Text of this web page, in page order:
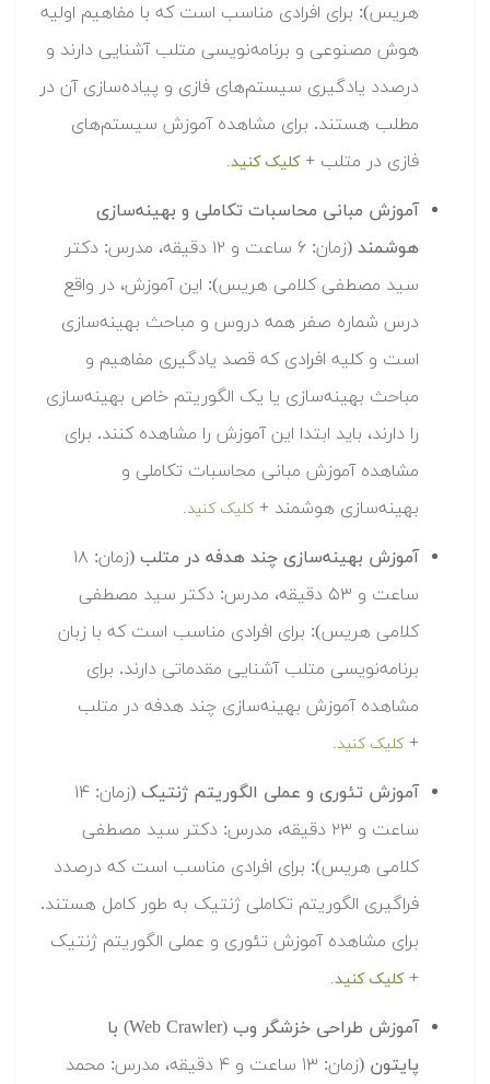
هریس): برای افرادی مناسب است که با مفاهیم اولیه
هوش مصنوعی و برنامه‌نویسی متلب آشنایی دارند و
درصدد یادگیری سیستم‌های فازی و پیاده‌سازی آن در
مطلب هستند. برای مشاهده آموزش سیستم‌های
فازی در متلب +کلیک کنید.
آموزش مبانی محاسبات تکاملی و بهینه‌سازی
هوشمند
(زمان: ۶ ساعت و ۱۲ دقیقه، مدرس: دکتر
سید مصطفی کلامی هریس): این آموزش، در واقع
درس شماره صفر همه دروس و مباحث بهینه‌سازی
است و کلیه افرادی که قصد یادگیری مفاهیم و
مباحث بهینه‌سازی یا یک الگوریتم خاص بهینه‌سازی
را دارند، باید ابتدا این آموزش را مشاهده کنند. برای
مشاهده آموزش مبانی محاسبات تکاملی و
بهینه‌سازی هوشمند +کلیک کنید.
آموزش بهینه‌سازی چند هدفه در متلب
(زمان: ۱۸
ساعت و ۵۳ دقیقه، مدرس: دکتر سید مصطفی
کلامی هریس): برای افرادی مناسب است که با زبان
برنامه‌نویسی متلب آشنایی مقدماتی دارند. برای
مشاهده آموزش بهینه‌سازی چند هدفه در متلب
+کلیک کنید.
آموزش تئوری و عملی الگوریتم ژنتیک
(زمان: ۱۴
ساعت و ۲۳ دقیقه، مدرس: دکتر سید مصطفی
کلامی هریس): برای افرادی مناسب است که درصدد
فراگیری الگوریتم تکاملی ژنتیک به طور کامل هستند.
برای مشاهده آموزش تئوری و عملی الگوریتم ژنتیک
+کلیک کنید.
آموزش طراحی خزشگر وب (Web Crawler) با
پایتون
(زمان: ۱۳ ساعت و ۴ دقیقه، مدرس: محمد